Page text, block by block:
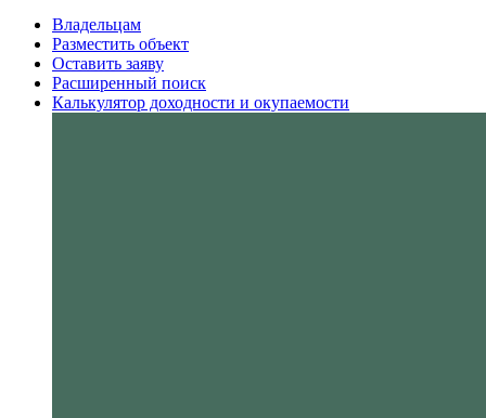
Владельцам
Разместить объект
Оставить заяву
Расширенный поиск
Калькулятор доходности и окупаемости